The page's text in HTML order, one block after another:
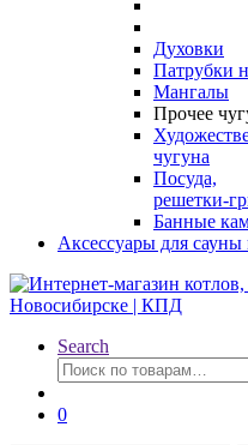
Духовки
Патрубки
Мангалы
Прочее
чугуна
Посуда,
решетки-
Банные
Аксессуары для сауны
Search
Искать:
0